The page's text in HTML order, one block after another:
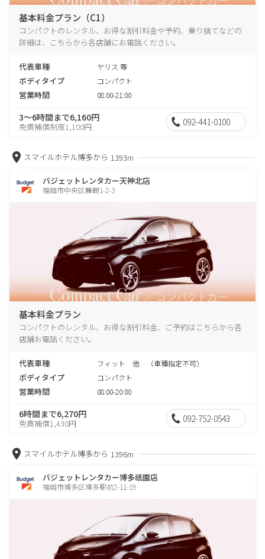
基本料金プラン（C1）
コンパクトのレンタル、お得な割引料金や予約、乗り捨てなどの
詳細は、こちらから各店舗にお電話ください。
代表車種 ヤリス 等
ボディタイプ コンパクト
営業時間 08:00-21:00
3～6時間まで6,160円
免責補償制度1,100円 092-441-0100
スマイルホテル博多から 1393m
バジェットレンタカー天神北店
福岡市中央区舞鶴1-2-3
基本料金プラン
コンパクトのレンタル、お得な割引料金、ご予約はこちらから各
店舗お電話ください。
代表車種 フィット 他 （車種指定不可）
ボディタイプ コンパクト
営業時間 08:00-20:00
6時間まで6,270円
免責補償1,430円 092-752-0543
スマイルホテル博多から 1396m
バジェットレンタカー博多祇園店
福岡市博多区博多駅前2-11-19